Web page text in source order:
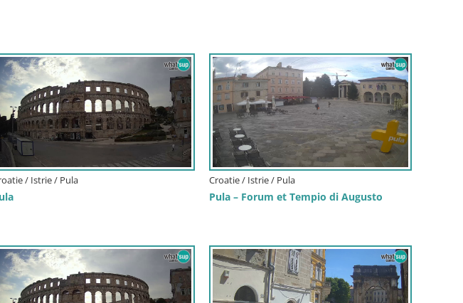
/ Istrie / Pula Croatie / Istrie / Pula
Pula – Forum et Tempio di Augusto